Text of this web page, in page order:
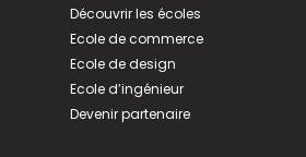
Découvrir les écoles
Ecole de commerce
Ecole de design
Ecole d’ingénieur
Devenir partenaire